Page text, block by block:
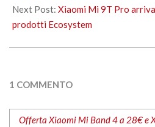
Next Post: Xiaomi Mi 9T Pro
prodotti Ecosystem
1 COMMENTO
Offerta Xiaomi Mi Band 4 a 28€ e